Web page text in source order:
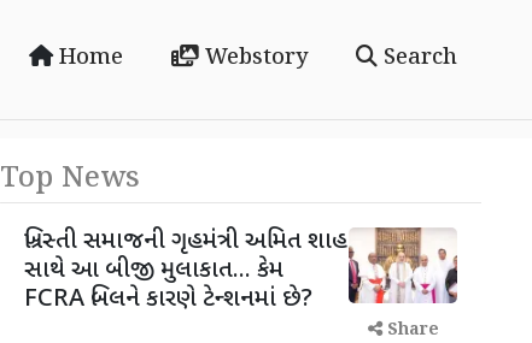
Home Webstory Search
Top News
ખ્રિસ્તી સમાજની ગૃહમંત્રી અમિત શાહ
સાથે આ બીજી મુલાકાત... કેમ
FCRA બિલને કારણે ટેન્શનમાં છે?
Share